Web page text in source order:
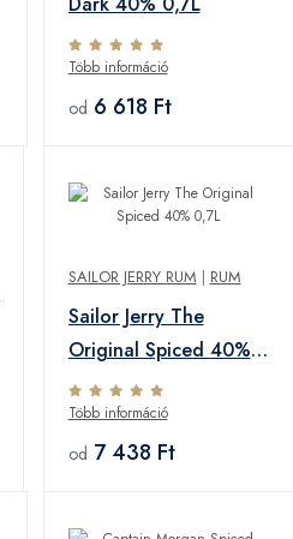
Több információ
od 6 618 Ft
SAILOR JERRY RUM | RUM
Sailor Jerry The
Original Spiced 40%
0,7L
Több információ
od 7 438 Ft